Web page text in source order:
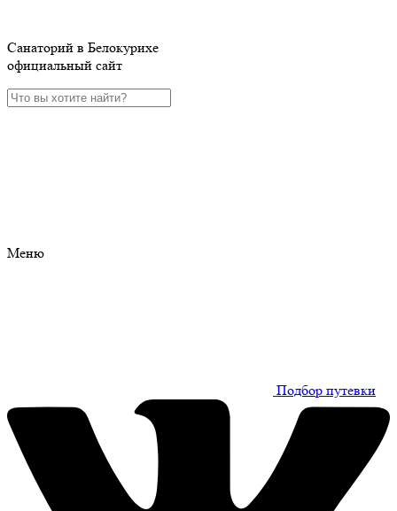
Санаторий в Белокурихе
официальный сайт
Меню
Подбор путевки